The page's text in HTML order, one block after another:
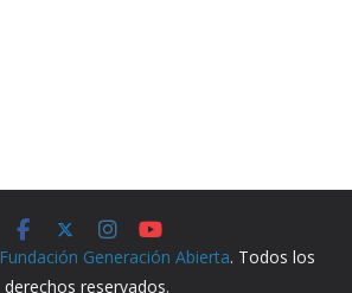
Fundación Generación Abierta. Todos los
derechos reservados.